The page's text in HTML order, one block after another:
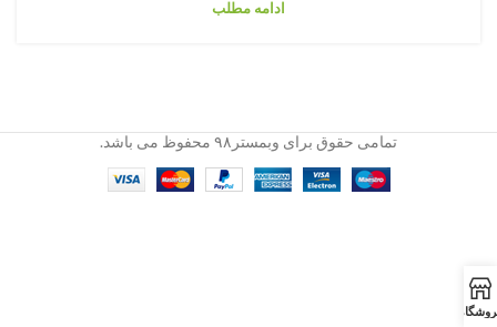
ادامه مطلب
تمامی حقوق برای وبمستر۹۸ محفوظ می باشد.